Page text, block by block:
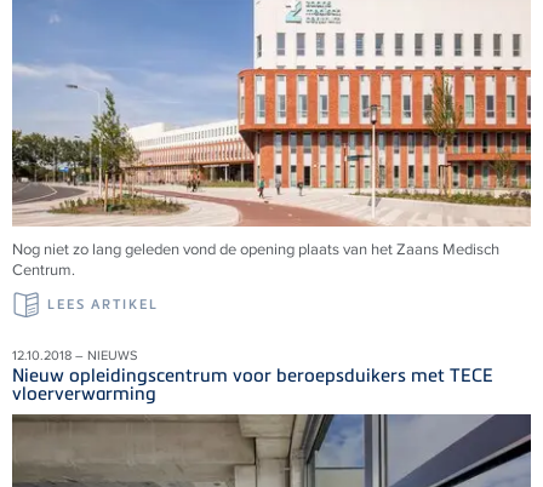
Nog niet zo lang geleden vond de opening plaats van het Zaans Medisch
Centrum.
LEES ARTIKEL
12.10.2018 – NIEUWS
Nieuw opleidingscentrum voor beroepsduikers met TECE
vloerverwarming